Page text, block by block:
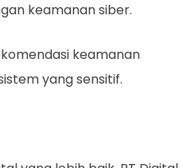
keamanan siber.
keamanan
yang sensitif.